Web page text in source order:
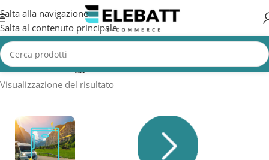
Salta alla navigazione
Salta al contenuto principale
Home/Prodotti taggati “batteria servizi”
Visualizzazione del risultato